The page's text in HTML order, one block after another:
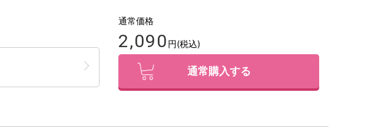
通常価格
2,090 円(税込)
通常購入する